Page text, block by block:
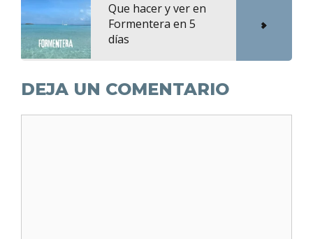
Que hacer y ver en
Formentera en 5
días
DEJA UN COMENTARIO